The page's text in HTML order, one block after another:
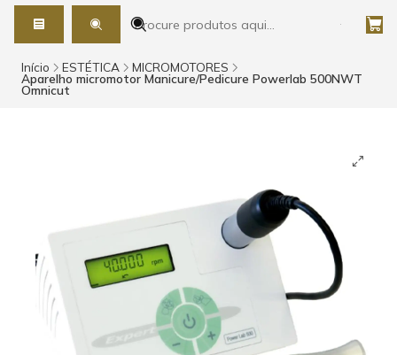
Início ESTÉTICA MICROMOTORES
Aparelho micromotor Manicure/Pedicure Powerlab 500NWT
Omnicut